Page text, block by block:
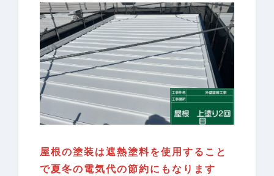
屋根の塗装は遮熱塗料を使用すること
で夏冬の電気代の節約にもなります